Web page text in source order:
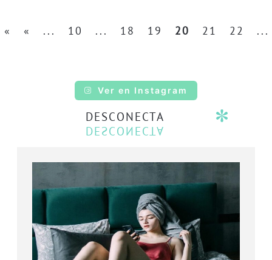
« « ... 10 ... 18 19 20 21 22 ...
Ver en Instagram
DESCONECTA